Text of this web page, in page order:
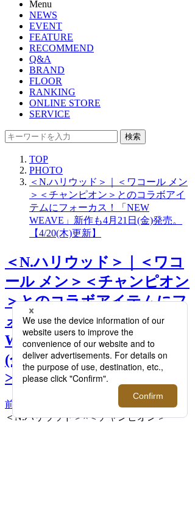
Menu
NEWS
EVENT
FEATURE
RECOMMEND
Q&A
BRAND
FLOOR
RANKING
ONLINE STORE
SERVICE
検索
TOP
PHOTO
＜N.ハリウッド＞｜＜ワコール メン
＞＜チャンピオン＞とのコラボアイ
テムにフォーカス！「NEW
WEAVE」新作も4月21日(金)発売。
【4/20(木)更新】
＜N.ハリウッド＞｜＜ワコ
ール メン＞＜チャンピオン
＞とのコラボアイテムにフ
ォーカス！「NEW
WEAVE」新作も4月21日
(金)発売。【4/20(木)更新】
>>
前へ
＜N.ハリウッド＞×＜チャンピオン＞